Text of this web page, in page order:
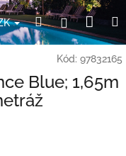
HledatPřihlášení
Kód: 97832165
Blue; 1,65m